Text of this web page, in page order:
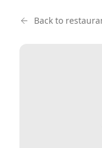
Back to